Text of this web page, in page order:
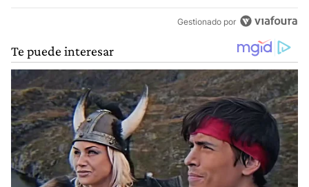
Gestionado por